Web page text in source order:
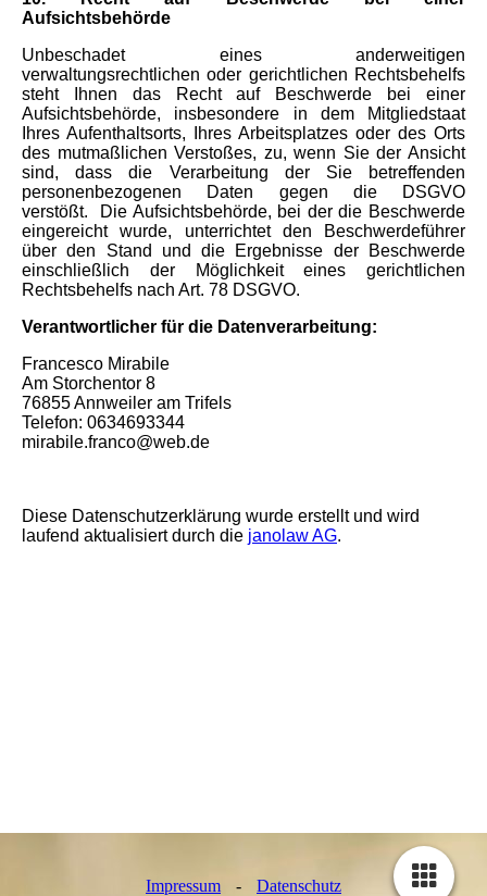
Aufsichtsbehörde
Unbeschadet eines anderweitigen
verwaltungsrechtlichen oder gerichtlichen Rechtsbehelfs
steht Ihnen das Recht auf Beschwerde bei einer
Aufsichtsbehörde, insbesondere in dem Mitgliedstaat
Ihres Aufenthaltsorts, Ihres Arbeitsplatzes oder des Orts
des mutmaßlichen Verstoßes, zu, wenn Sie der Ansicht
sind, dass die Verarbeitung der Sie betreffenden
personenbezogenen Daten gegen die DSGVO
verstößt.
Die Aufsichtsbehörde, bei der die Beschwerde
eingereicht wurde, unterrichtet den Beschwerdeführer
über den Stand und die Ergebnisse der Beschwerde
einschließlich der Möglichkeit eines gerichtlichen
Rechtsbehelfs nach Art. 78 DSGVO.
Verantwortlicher für die Datenverarbeitung:
Francesco Mirabile
Am Storchentor 8
76855 Annweiler am Trifels
Telefon: 0634693344
mirabile.franco@web.de
Diese Datenschutzerklärung wurde erstellt und wird
laufend aktualisiert durch die janolaw AG.
Impressum - Datenschutz